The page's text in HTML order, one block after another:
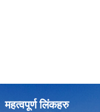
महत्वपूर्ण लिंकहरु